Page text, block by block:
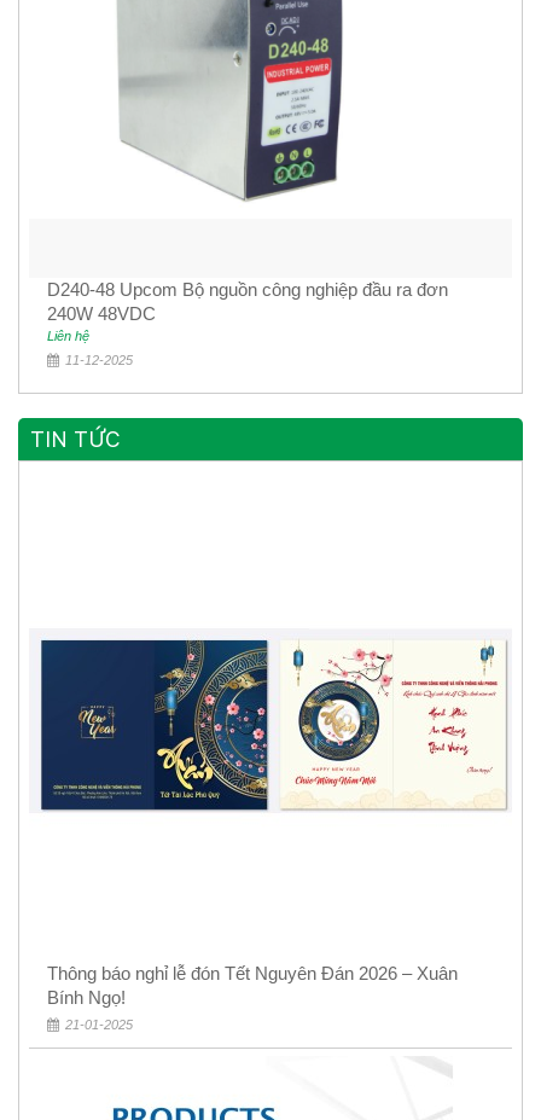
D240-48 Upcom Bộ nguồn công nghiệp đầu ra đơn
240W 48VDC
Liên hệ
11-12-2025
TIN TỨC
Thông báo nghỉ lễ đón Tết Nguyên Đán 2026 – Xuân
Bính Ngọ!
21-01-2025